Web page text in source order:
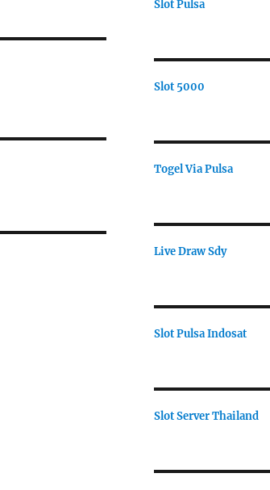
Slot Pulsa
Slot 5000
Togel Via Pulsa
Live Draw Sdy
Slot Pulsa Indosat
Slot Server Thailand